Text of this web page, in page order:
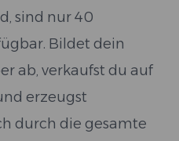
sind nur 40
Bildet dein
ab, verkaufst du auf
erzeugst
durch die gesamte